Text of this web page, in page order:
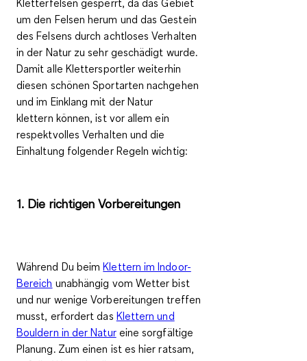
um den Felsen herum und das Gestein
des Felsens durch achtloses Verhalten
in der Natur zu sehr geschädigt wurde.
Damit alle Klettersportler weiterhin
diesen schönen Sportarten nachgehen
undim Einklang mit der Natur
klettern können, ist vor allem ein
respektvolles Verhalten und die
Einhaltung folgender Regeln wichtig:
1. Die richtigen Vorbereitungen
Während Du beimKlettern im Indoor-
Bereich unabhängig vom Wetter bist
und nur wenige Vorbereitungen treffen
musst, erfordert das Klettern und
Bouldern in der Natureine sorgfältige
Planung. Zum einen ist es hier ratsam,